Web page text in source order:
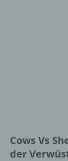
Cows Vs
der